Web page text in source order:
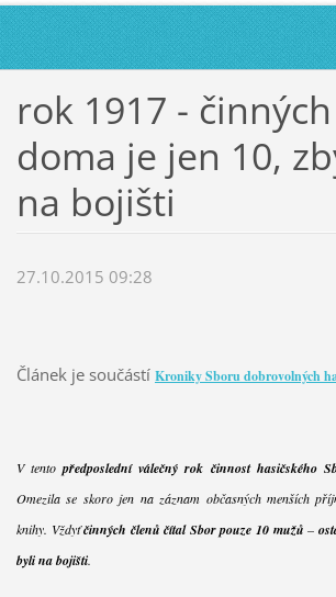
rok 1917 -
doma je jen 10,
na bojišti
27.10.2015 09:28
Článek je součástí Kroniky Sboru dobrovolných
V tentopředposlední válečný rok činnost hasičského
Omezila se skoro jen na záznam občasných menších
knihy. Vždyťčinných členů čítal Sbor pouze 10 mužů–
byli na bojišti.